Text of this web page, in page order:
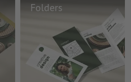
Folders